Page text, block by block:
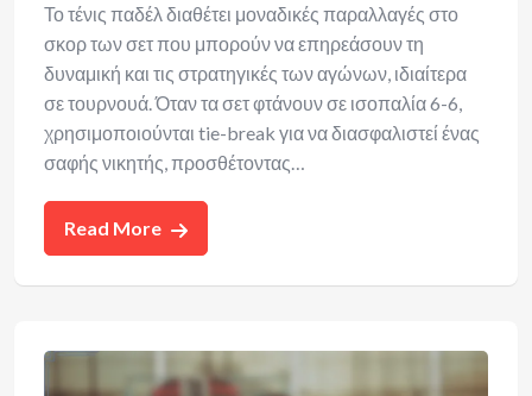
Το τένις παδέλ διαθέτει μοναδικές παραλλαγές στο
σκορ των σετ που μπορούν να επηρεάσουν τη
δυναμική και τις στρατηγικές των αγώνων, ιδιαίτερα
σε τουρνουά. Όταν τα σετ φτάνουν σε ισοπαλία 6-6,
χρησιμοποιούνται tie-break για να διασφαλιστεί ένας
σαφής νικητής, προσθέτοντας…
Read More